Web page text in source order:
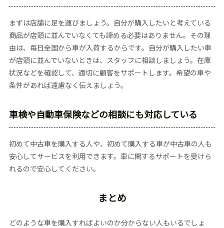
まずは店舗に足を運びましょう。自分が購入したいと考えている
商品が店頭に並んでいなくても諦める必要はありません。その理
由は、毎日全国から車が入荷するからです。自分が購入したい車
が店頭に並んでいないときは、スタッフに相談しましょう。在庫
状況などを確認して、適切に顧客をサポートします。希望の車や
条件があれば遠慮なく伝えましょう。
車検や自動車保険などの相談にも対応している
初めて中古車を購入する人や、初めて購入する車が中古車の人も
安心してサービスを利用できます。車に関するサポートを受けら
れるので安心してください。
まとめ
どのような車を購入すればよいのか分からない人もいるでしょ